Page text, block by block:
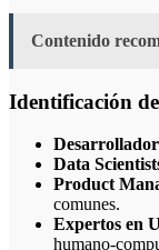
Contenido
Identificación
Data
Product
comunes.
Expertos en
humano-